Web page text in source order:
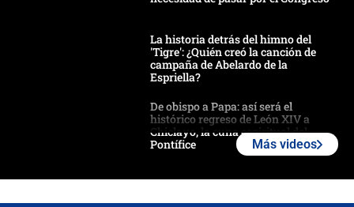
La historia detrás del himno del
'Tigre': ¿Quién creó la canción de
campaña de Abelardo de la
Espriella?
De obispo a Papa: así será el
histórico regreso de León XIV a
Chiclayo, la cuna espiritual del
Pontífice
Más videos